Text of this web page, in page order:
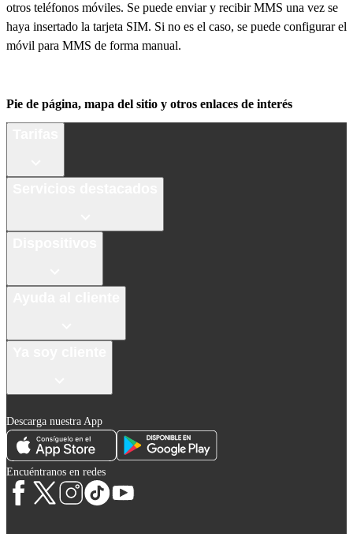
otros teléfonos móviles. Se puede enviar y recibir MMS una vez se
haya insertado la tarjeta SIM. Si no es el caso, se puede configurar el
móvil para MMS de forma manual.
Pie de página, mapa del sitio y otros enlaces de interés
Descarga nuestra App
Encuéntranos en redes